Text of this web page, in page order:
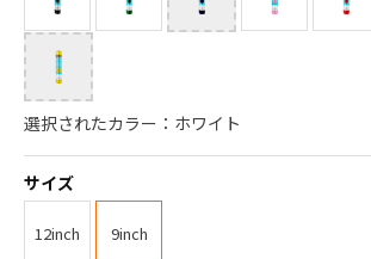
選択されたカラー：ホワイト
サイズ
12inch 9inch